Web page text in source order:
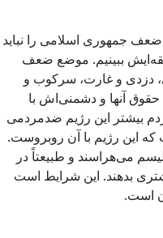
جمهوری اسلامی را نباید
ببینیم. موضع ضعف
دزدی و غارت، سرکوب و
آنها و دشمنی‌اش با
بیشتر این رژیم ضدمردمی
این رژیم با آن روبروست.
می‌هراسند و طبیعتاً در
بدهند. این شرایط است
است.